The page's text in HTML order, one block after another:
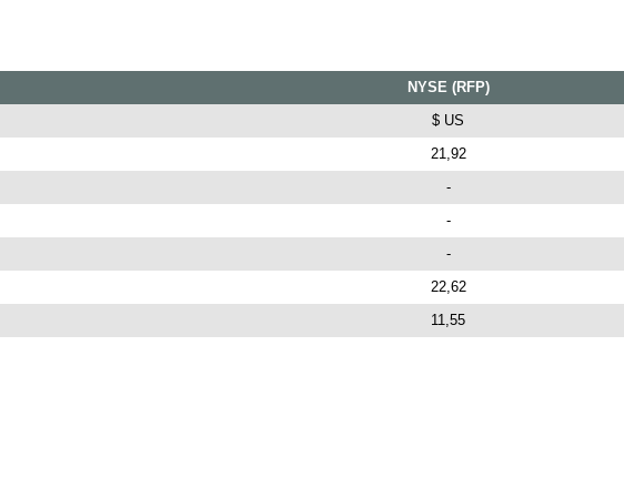
NYSE (RFP)
$ US
21,92
-
-
-
22,62
11,55